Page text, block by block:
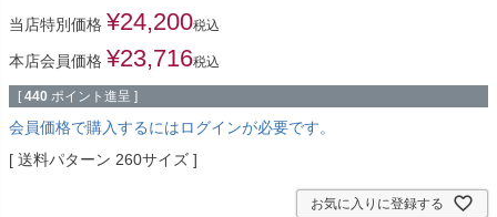
当店特別価格 ¥24,200税込
本店会員価格 ¥23,716税込
[ 440 ポイント進呈 ]
会員価格で購入するにはログインが必要です。
送料パターン 260サイズ
お気に入りに登録する